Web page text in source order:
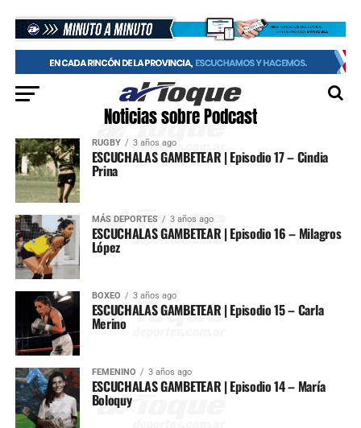
Noticias sobre Podcast
RUGBY 3 años ago
ESCUCHALAS GAMBETEAR | Episodio 17 – Cindia
Prina
MÁS DEPORTES 3 años ago
ESCUCHALAS GAMBETEAR | Episodio 16 – Milagros
López
BOXEO 3 años ago
ESCUCHALAS GAMBETEAR | Episodio 15 – Carla
Merino
FEMENINO 3 años ago
ESCUCHALAS GAMBETEAR | Episodio 14 – María
Boloquy